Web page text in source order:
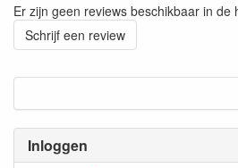
Inloggen
Er zijn geen reviews beschikbaar in de
Schrijf een review